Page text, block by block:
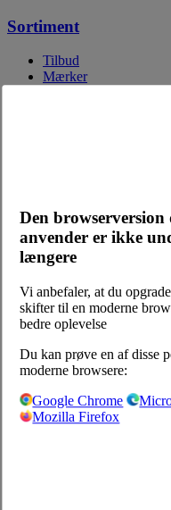
Den browserversion
anvender er ikke
længere
Vi anbefaler, at du
skifter til en moderne
bedre oplevelse
Du kan prøve en af disse
moderne browsere:
Google Chrome
Mozilla Firefox
Sortiment
Tilbud
Mærker
Cookies og persondata
Presserum
Whistleblowerordning
LinkedIn
Sjælland/Fyn:
Centervej 1
4180 Sorø
+45 57 87 04 00
salg-soro@hoka.dk